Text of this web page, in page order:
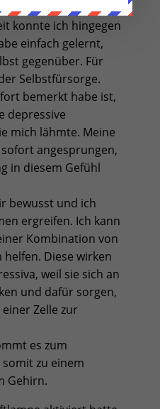
konnte ich hingegen
einfach gelernt,
gegenüber. Für
Selbstfürsorge.
bemerkt habe ist,
depressive
mich lähmte. Meine
angesprungen,
in diesem Gefühl
bewusst und ich
ergreifen. Ich kann
Kombination von
Diese wirken
weil sie sich an
und dafür sorgen,
Zelle zur
es zum
zu einem
Gehirn.